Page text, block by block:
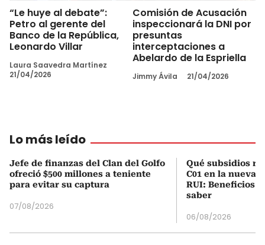
“Le huye al debate”:
Petro al gerente del
Banco de la República,
Leonardo Villar
Laura Saavedra Martínez
21/04/2026
Comisión de Acusación
inspeccionará la DNI por
presuntas
interceptaciones a
Abelardo de la Espriella
Jimmy Ávila 21/04/2026
Lo más leído
Jefe de finanzas del Clan del Golfo
ofreció $500 millones a teniente
para evitar su captura
07/08/2026
Qué subsidios
C01 en la nueva
RUI: Beneficios
saber
06/08/2026